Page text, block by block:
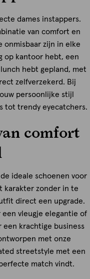
dames instappers.
van comfort en
onmisbaar zijn in elke
op kantoor hebt, een
hebt gepland, met
zelfverzekerd. Bij
persoonlijke stijl
tot trendy eyecatchers.
comfort
ideale schoenen voor
karakter zonder in te
direct een upgrade.
een vleugje elegantie of
een krachtige business
met onze
streetstyle met een
match vindt.